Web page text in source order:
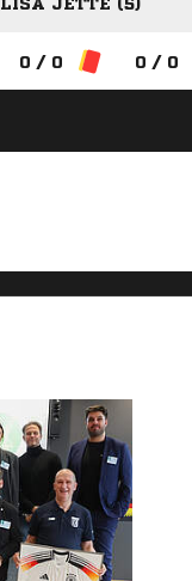
LISA JETTE (5)
0 / 0 0 / 0